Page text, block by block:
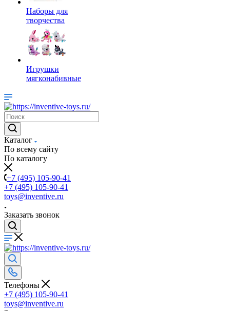
Наборы для
творчества
Игрушки
мягконабивные
Каталог
По всему сайту
По каталогу
+7 (495) 105-90-41
+7 (495) 105-90-41
toys@inventive.ru
Заказать звонок
Телефоны
+7 (495) 105-90-41
toys@inventive.ru